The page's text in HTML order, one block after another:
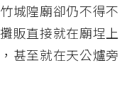
城隍廟卻仍不得不
販直接就在廟埕上
甚至就在天公爐旁